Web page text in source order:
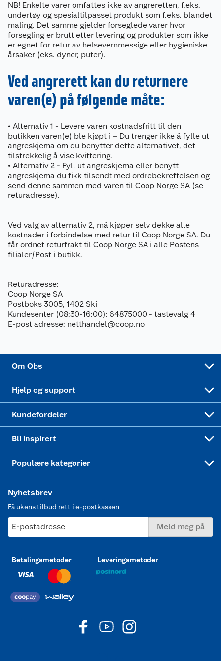
NB! Enkelte varer omfattes ikke av angreretten, f.eks.
undertøy og spesialtilpasset produkt som f.eks. blandet
maling. Det samme gjelder forseglede varer hvor
forsegling er brutt etter levering og produkter som ikke
er egnet for retur av helsevernmessige eller hygieniske
årsaker (eks. dyner, puter).
Ved angrerett kan du returnere
varen(e) på følgende måte:
• Alternativ 1 - Levere varen kostnadsfritt til den
butikken varen(e) ble kjøpt i – Du trenger ikke å fylle ut
angreskjema om du benytter dette alternativet, det
tilstrekkelig å vise kvittering.
• Alternativ 2 - Fyll ut angreskjema eller benytt
angreskjema du fikk tilsendt med ordrebekreftelsen og
send denne sammen med varen til Coop Norge SA (se
returadresse).
Ved valg av alternativ 2, må kjøper selv dekke alle
kostnader i forbindelse med retur til Coop Norge SA. Du
får ordnet returfrakt til Coop Norge SA i alle Postens
filialer/Post i butikk.
Returadresse:
Coop Norge SA
Postboks 3005, 1402 Ski
Kundesenter (08:30-16:00): 64875000 - tastevalg 4
E-post adresse: netthandel@coop.no
Om Obs
Nyheter
Våre butikker
Våre merkevarer
Ledige stillinger
Sikkerhetsdatablad
Samvirkelag
Hjelp og support
Kundeservice
Kontakt oss
Angre- og returrett
Reklamasjon og garanti
Ofte stilte spørsmål
Leveringsalternativer
Sikkerhetsdatablad
Kjøpsvilkår
Kundefordeler
Åpent kjøp
Retur av el-avfall
Klikk og hent
Bli inspirert
Festdrakter til hele familien
Populære kategorier
Trampoline
Hagemøbler og utemøbler
Nyhetsbrev
Få ukens tilbud rett i e-postkassen
E-postadresse Meld meg på
Betalingsmetoder Leveringsmetoder